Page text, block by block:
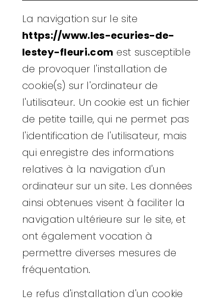
La navigation sur le site
https://www.les-ecuries-de-
lestey-fleuri.com est susceptible
de provoquer l'installation de
cookie(s) sur l'ordinateur de
l'utilisateur. Un cookie est un fichier
de petite taille, qui ne permet pas
l'identification de l'utilisateur, mais
qui enregistre des informations
relatives à la navigation d'un
ordinateur sur un site. Les données
ainsi obtenues visent à faciliter la
navigation ultérieure sur le site, et
ont également vocation à
permettre diverses mesures de
fréquentation.
Le refus d'installation d'un cookie